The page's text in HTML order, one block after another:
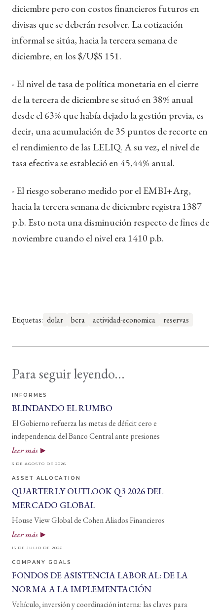
diciembre pero con costos financieros futuros en
divisas que se deberán resolver. La cotización
informal se sitúa, hacia la tercera semana de
diciembre, en los $/U$S 151.
- El nivel de tasa de política monetaria en el cierre
de la tercera de diciembre se situó en 38% anual
desde el 63% que había dejado la gestión previa, es
decir, una acumulación de 35 puntos de recorte en
el rendimiento de las LELIQ. A su vez, el nivel de
tasa efectiva se estableció en 45,44% anual.
- El riesgo soberano medido por el EMBI+Arg,
hacia la tercera semana de diciembre registra 1387
p.b. Esto nota una disminución respecto de fines de
noviembre cuando el nivel era 1410 p.b.
Etiquetas: dolar bcra actividad-economica reservas
Para seguir leyendo...
INFORMES
BLINDANDO EL RUMBO
El Gobierno refuerza las metas de déficit cero e
independencia del Banco Central ante presiones
leer más
3 DE AGOSTO DE 2026
ASSET ALLOCATION
QUARTERLY OUTLOOK Q3 2026 DEL
MERCADO GLOBAL
House View Global de Cohen Aliados Financieros
leer más
15 DE JULIO DE 2026
COMPANY GOALS
FONDOS DE ASISTENCIA LABORAL: DE LA
NORMA A LA IMPLEMENTACIÓN
Vehículo, inversión y coordinación interna: las claves para